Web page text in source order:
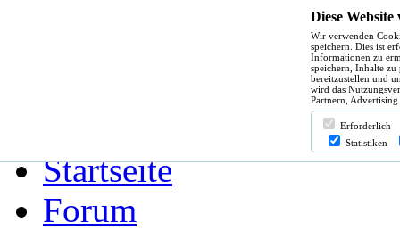
Startseite
Forum
Diese
Wir verwenden
speichern. Dies ist
Informationen zu
speichern, Inhalte
bereitzustellen und
wird das
Partnern,
Erforderlich
Statistiken